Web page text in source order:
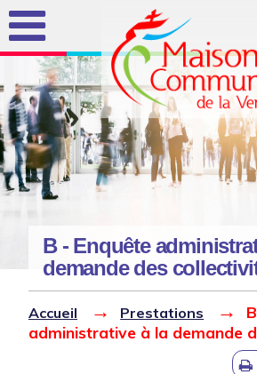
Aller au
contenu
principal
B - Enquête
demande des
Vous êtes ici